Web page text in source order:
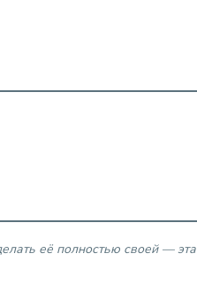
её полностью своей — эта